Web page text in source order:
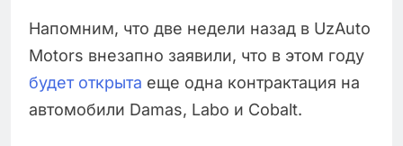
Напомним, что две недели назад в UzAuto
Motors внезапно заявили, что в этом году
будет открыта еще одна контрактация на
автомобили Damas, Labo и Cobalt.